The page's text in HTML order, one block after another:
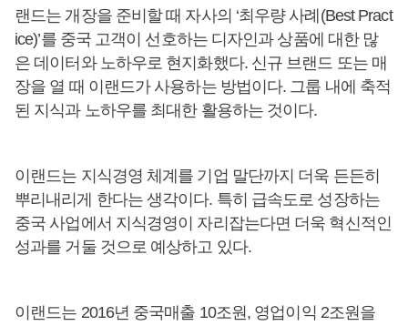
랜드는 개장을 준비할 때 자사의 ‘최우량 사례(Best Pract
ice)’를 중국 고객이 선호하는 디자인과 상품에 대한 많
은 데이터와 노하우로 현지화했다. 신규 브랜드 또는 매
장을 열 때 이랜드가 사용하는 방법이다. 그룹 내에 축적
된 지식과 노하우를 최대한 활용하는 것이다.
이랜드는 지식경영 체계를 기업 말단까지 더욱 든든히
뿌리내리게 한다는 생각이다. 특히 급속도로 성장하는
중국 사업에서 지식경영이 자리잡는다면 더욱 혁신적인
성과를 거둘 것으로 예상하고 있다.
이랜드는 2016년 중국매출 10조원, 영업이익 2조원을